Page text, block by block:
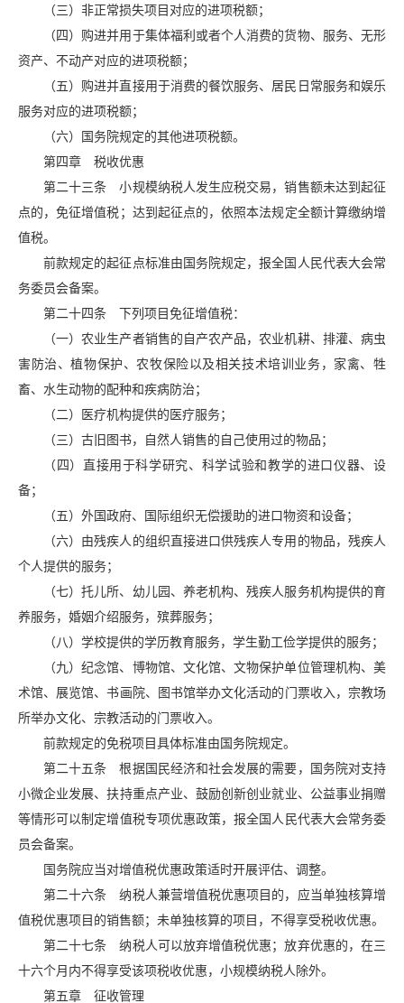
（三）非正常损失项目对应的进项税额；
（四）购进并用于集体福利或者个人消费的货物、服务、无形
资产、不动产对应的进项税额；
（五）购进并直接用于消费的餐饮服务、居民日常服务和娱乐
服务对应的进项税额；
（六）国务院规定的其他进项税额。
第四章 税收优惠
第二十三条 小规模纳税人发生应税交易，销售额未达到起征
点的，免征增值税；达到起征点的，依照本法规定全额计算缴纳增
值税。
前款规定的起征点标准由国务院规定，报全国人民代表大会常
务委员会备案。
第二十四条 下列项目免征增值税：
（一）农业生产者销售的自产农产品，农业机耕、排灌、病虫
害防治、植物保护、农牧保险以及相关技术培训业务，家禽、牲
畜、水生动物的配种和疾病防治；
（二）医疗机构提供的医疗服务；
（三）古旧图书，自然人销售的自己使用过的物品；
（四）直接用于科学研究、科学试验和教学的进口仪器、设
备；
（五）外国政府、国际组织无偿援助的进口物资和设备；
（六）由残疾人的组织直接进口供残疾人专用的物品，残疾人
个人提供的服务；
（七）托儿所、幼儿园、养老机构、残疾人服务机构提供的育
养服务，婚姻介绍服务，殡葬服务；
（八）学校提供的学历教育服务，学生勤工俭学提供的服务；
（九）纪念馆、博物馆、文化馆、文物保护单位管理机构、美
术馆、展览馆、书画院、图书馆举办文化活动的门票收入，宗教场
所举办文化、宗教活动的门票收入。
前款规定的免税项目具体标准由国务院规定。
第二十五条 根据国民经济和社会发展的需要，国务院对支持
小微企业发展、扶持重点产业、鼓励创新创业就业、公益事业捐赠
等情形可以制定增值税专项优惠政策，报全国人民代表大会常务委
员会备案。
国务院应当对增值税优惠政策适时开展评估、调整。
第二十六条 纳税人兼营增值税优惠项目的，应当单独核算增
值税优惠项目的销售额；未单独核算的项目，不得享受税收优惠。
第二十七条 纳税人可以放弃增值税优惠；放弃优惠的，在三
十六个月内不得享受该项税收优惠，小规模纳税人除外。
第五章 征收管理